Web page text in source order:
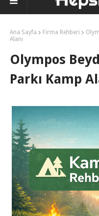
Ana Sayfa Firma Rehberi
Alanı
Olympos
Parkı Kamp